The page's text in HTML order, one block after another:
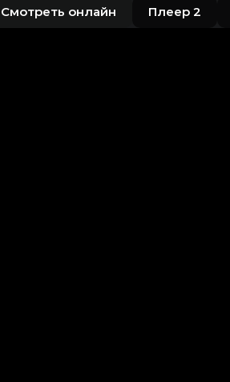
Смотреть онлайн Плеер 2